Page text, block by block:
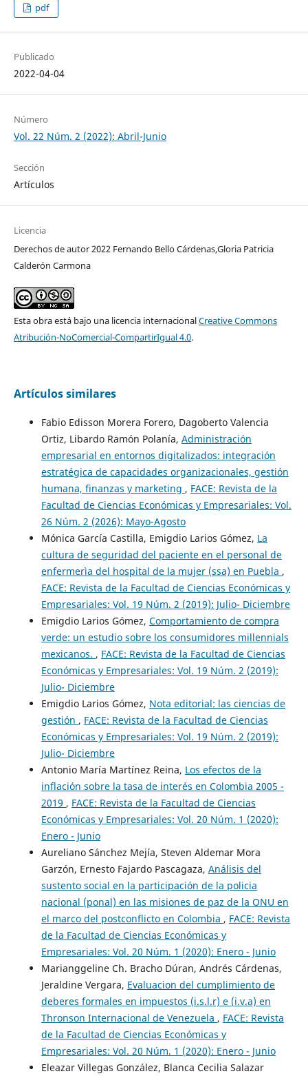
pdf
Publicado
2022-04-04
Número
Vol. 22 Núm. 2 (2022): Abril-Junio
Sección
Artículos
Licencia
Derechos de autor 2022 Fernando Bello Cárdenas,Gloria Patricia
Calderón Carmona
Esta obra está bajo una licencia internacionalCreative Commons
Atribución-NoComercial-CompartirIgual 4.0.
Artículos similares
Fabio Edisson Morera Forero, Dagoberto Valencia
Ortiz, Libardo Ramón Polanía, Administración
empresarial en entornos digitalizados: integración
estratégica de capacidades organizacionales, gestión
humana, finanzas y marketing , FACE: Revista de la
Facultad de Ciencias Económicas y Empresariales: Vol.
26 Núm. 2 (2026): Mayo-Agosto
Mónica García Castilla, Emigdio Larios Gómez, La
cultura de seguridad del paciente en el personal de
enfermerìa del hospital de la mujer (ssa) en Puebla ,
FACE: Revista de la Facultad de Ciencias Económicas y
Empresariales: Vol. 19 Núm. 2 (2019): Julio- Diciembre
Emigdio Larios Gómez, Comportamiento de compra
verde: un estudio sobre los consumidores millennials
mexicanos. , FACE: Revista de la Facultad de Ciencias
Económicas y Empresariales: Vol. 19 Núm. 2 (2019):
Julio- Diciembre
Emigdio Larios Gómez, Nota editorial: las ciencias de
gestión , FACE: Revista de la Facultad de Ciencias
Económicas y Empresariales: Vol. 19 Núm. 2 (2019):
Julio- Diciembre
Antonio María Martínez Reina, Los efectos de la
inflación sobre la tasa de interés en Colombia 2005 -
2019 , FACE: Revista de la Facultad de Ciencias
Económicas y Empresariales: Vol. 20 Núm. 1 (2020):
Enero - Junio
Aureliano Sánchez Mejía, Steven Aldemar Mora
Garzón, Ernesto Fajardo Pascagaza, Análisis del
sustento social en la participación de la policia
nacional (ponal) en las misiones de paz de la ONU en
el marco del postconflicto en Colombia , FACE: Revista
de la Facultad de Ciencias Económicas y
Empresariales: Vol. 20 Núm. 1 (2020): Enero - Junio
Marianggeline Ch. Bracho Dúran, Andrés Cárdenas,
Jeraldine Vergara, Evaluacion del cumplimiento de
deberes formales en impuestos (i.s.l.r) e (i.v.a) en
Thronson Internacional de Venezuela , FACE: Revista
de la Facultad de Ciencias Económicas y
Empresariales: Vol. 20 Núm. 1 (2020): Enero - Junio
Eleazar Villegas González, Blanca Cecilia Salazar